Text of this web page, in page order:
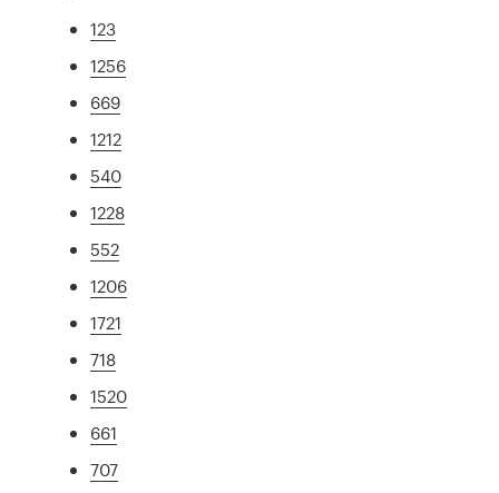
123
1256
669
1212
540
1228
552
1206
1721
718
1520
661
707